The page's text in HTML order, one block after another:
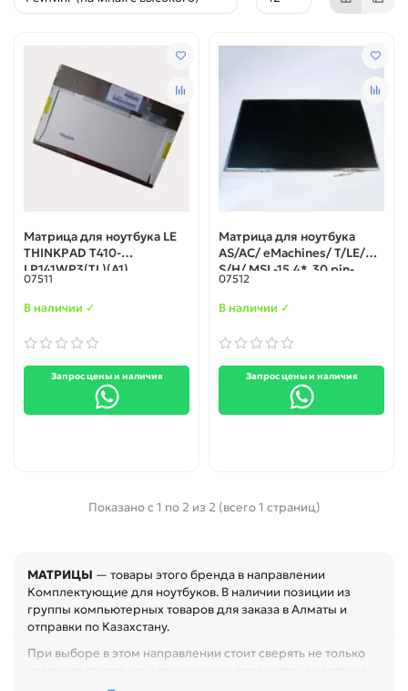
Матрица для ноутбука LE
THINKPAD T410-
LP141WP3(TL)(A1)
07511
В наличии ✓
Запрос цены и наличия
Матрица для ноутбука
AS/AC/ eMachines/ T/LE/
S/H/ MSI -15.4*, 30 pin-
LP154W01 LP154W01 (A1);
LP154W01 (A3); LP154W01
(K2); LP154W01 (A3)(K3);
LP154W01 (A3)(K4);
LP154W01 (A3)(K6);
LP154W01 (A5); LP154W01
(A5)(K1); LP154W01 (A5)
(K2); LP
07512
В наличии ✓
Запрос цены и наличия
Показано с 1 по 2 из 2 (всего 1 страниц)
МАТРИЦЫ — товары этого бренда в направлении
Комплектующие для ноутбуков. В наличии позиции из
группы компьютерных товаров для заказа в Алматы и
отправки по Казахстану.
При выборе в этом направлении стоит сверять не только